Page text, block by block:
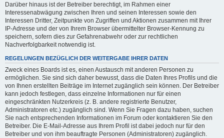
Darüber hinaus ist der Betreiber berechtigt, im Rahmen einer
Interessenabwägung zwischen Ihren und seinen Interessen sowie den
Interessen Dritter, Zeitpunkte von Zugriffen und Aktionen zusammen mit Ihrer
IP-Adresse und der von Ihrem Browser übermittelter Browser-Kennung zu
speichern, sofern dies zur Gefahrenabwehr oder zur rechtlichen
Nachverfolgbarkeit notwendig ist.
REGELUNGEN BEZÜGLICH DER WEITERGABE IHRER DATEN
Zweck eines Boards ist es, einen Austausch mit anderen Personen zu
ermöglichen. Sie sind sich daher bewusst, dass die Daten Ihres Profils und die
von Ihnen erstellten Beiträge im Internet zugänglich sein können. Der Betreiber
kann jedoch festlegen, dass einzelne Informationen nur für einen
eingeschränkten Nutzerkreis (z. B. andere registrierte Benutzer,
Administratoren etc.) zugänglich sind. Wenn Sie Fragen dazu haben, suchen
Sie nach entsprechenden Informationen im Forum oder kontaktieren Sie den
Betreiber. Die E-Mail-Adresse aus Ihrem Profil ist dabei jedoch nur für den
Betreiber und von ihm beauftragte Personen (Administratoren) zugänglich.